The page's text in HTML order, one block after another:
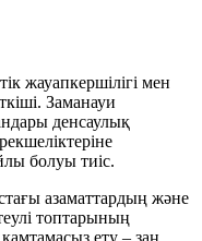
жауапкершілігі мен
Заманауи
денсаулық
болуы тиіс.
азаматтардың және
топтарының